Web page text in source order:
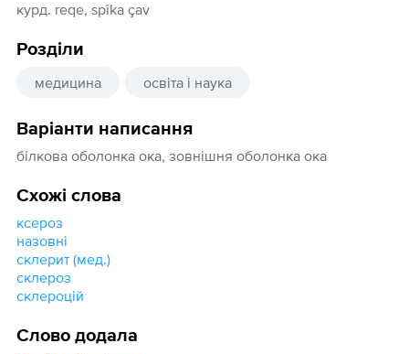
курд. reqe, spîka çav
Розділи
медицина освіта і наука
Варіанти написання
білкова оболонка ока, зовнішня оболонка ока
Схожі слова
ксероз
назовні
склерит (мед.)
склероз
склероцій
Слово додала